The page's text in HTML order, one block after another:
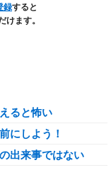
録すると
けます。
ると怖い
にしよう！
出来事ではない